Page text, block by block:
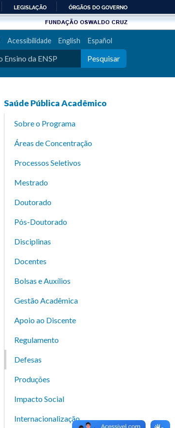
LEGISLAÇÃO ÓRGÃOS DO GOVERNO
Acessibilidade English Español
Pesquisar
Saúde Pública Acadêmico
Sobre o Programa
Áreas de Concentração
Processos Seletivos
Mestrado
Doutorado
Pós-Doutorado
Disciplinas
Docentes
Bolsas e Auxílios
Gestão Acadêmica
Apoio ao Discente
Regulamento
Defesas
Produções
Impacto Social
Internacionalização